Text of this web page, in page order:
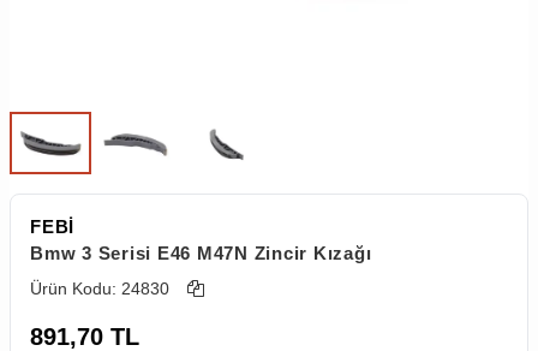
FEBİ
Bmw 3 Serisi E46 M47N Zincir Kızağı
Ürün Kodu: 24830
891,70 TL